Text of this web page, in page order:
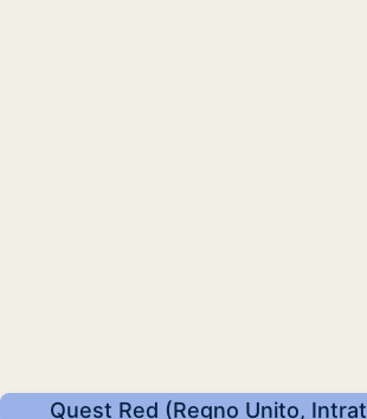
Quest Red (Regno Unito,